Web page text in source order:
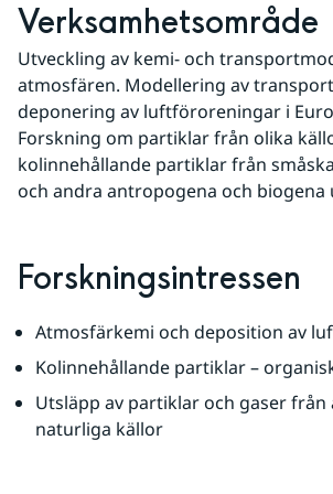
Verksamhetsområde
Utveckling av kemi- och
atmosfären. Modellering av
deponering av luftföroreningar i
Forskning om partiklar från olika
kolinnehållande partiklar från
och andra antropogena och biogena
Forskningsintressen
Atmosfärkemi och deposition av
Kolinnehållande partiklar –
Utsläpp av partiklar och gaser
naturliga källor